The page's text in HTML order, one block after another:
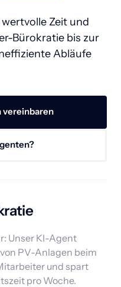
Zeit und
Bürokratie bis zur
Abläufe
vereinbaren
Unser KI-Agent
PV-Anlagen beim
und spart
pro Woche.